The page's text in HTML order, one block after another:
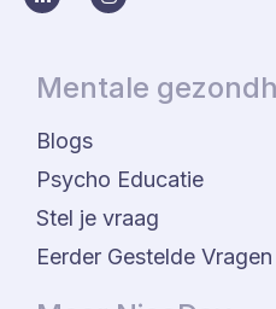
Mentale
Blogs
Psycho Educatie
Stel je vraag
Eerder Gestelde Vragen